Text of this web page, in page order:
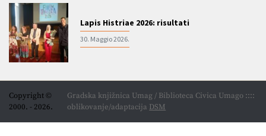
Lapis Histriae 2026: risultati
30. Maggio 2026.
Copyright ©
2000. - 2026.
Gradska knjižnica Umag / Biblioteca Civica Umago ::::
oblikovanje/adaptacija DSM